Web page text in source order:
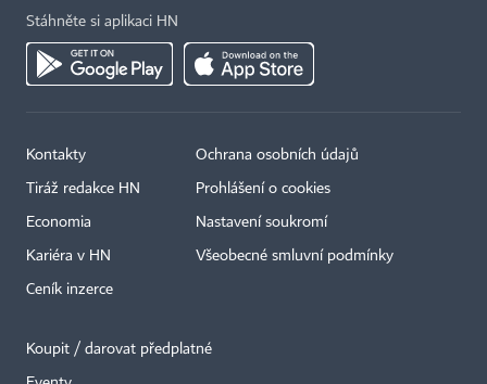
Stáhněte si aplikaci HN
Kontakty
Tiráž redakce HN
Economia
Kariéra v HN
Ceník inzerce
Ochrana osobních údajů
Prohlášení o cookies
Nastavení soukromí
Všeobecné smluvní podmínky
Koupit / darovat předplatné